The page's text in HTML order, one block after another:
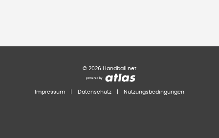
© 2026 Handball.net
Impressum Datenschutz Nutzungsbedingungen